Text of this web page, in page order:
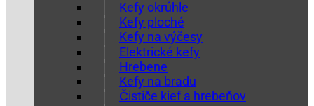
Kefy okrúhle
Kefy ploché
Kefy na výčesy
Elektrické kefy
Hrebene
Kefy na bradu
Čističe kief a hrebeňov